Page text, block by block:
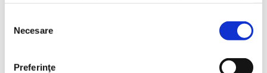
consimțământului
Necesare
Preferinţe
cafele cu gusturi distincte in momente